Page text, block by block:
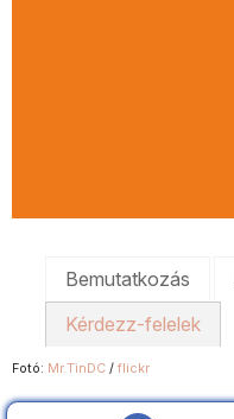
Bemutatkozás
Kérdezz-felelek
Fotó: Mr.TinDC / flickr